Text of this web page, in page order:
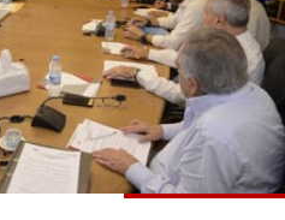
البرامج
جدول البرامج
شاهد البرامج
الترددات